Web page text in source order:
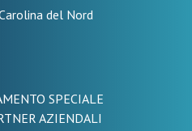
del Nord
SPECIALE
AZIENDALI